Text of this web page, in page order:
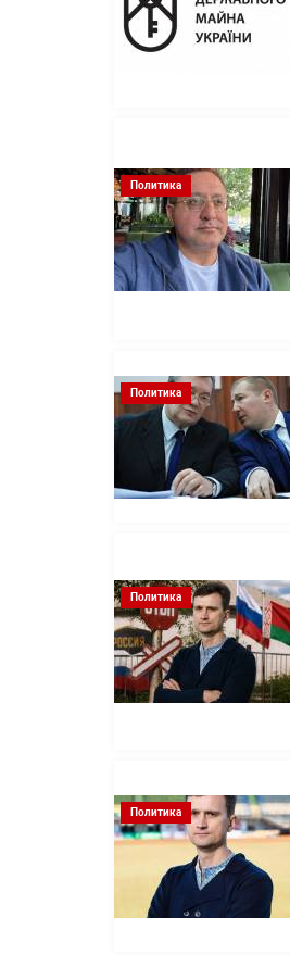
Политика
Политика
Политика
Политика